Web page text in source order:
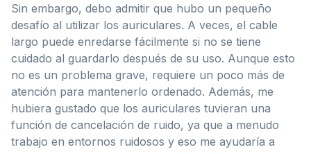
Sin embargo, debo admitir que hubo un pequeño
desafío al utilizar los auriculares. A veces, el cable
largo puede enredarse fácilmente si no se tiene
cuidado al guardarlo después de su uso. Aunque esto
no es un problema grave, requiere un poco más de
atención para mantenerlo ordenado. Además, me
hubiera gustado que los auriculares tuvieran una
función de cancelación de ruido, ya que a menudo
trabajo en entornos ruidosos y eso me ayudaría a